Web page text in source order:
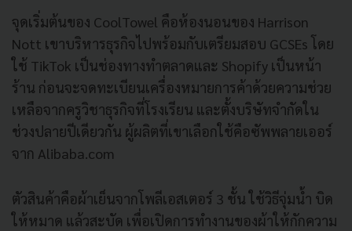
จุดเริ่มต้นของ CoolTowel คือห้องนอนของ Harrison
Nott เขาบริหารธุรกิจไปพร้อมกับเตรียมสอบ GCSEs โดย
ใช้ TikTok เป็นช่องทางทำตลาดและ Shopify เป็นหน้า
ร้าน ก่อนจะจดทะเบียนเครื่องหมายการค้าด้วยความช่วย
เหลือจากครูวิชาธุรกิจที่โรงเรียน และตั้งบริษัทจำกัดใน
ช่วงปลายปีเดียวกัน ผู้ผลิตที่เขาเลือกใช้คือซัพพลายเออร์
จาก Alibaba.com
ตัวสินค้าคือผ้าเย็นจากโพลีเอสเตอร์ 3 ชั้น ใช้วิธีจุ่มน้ำ บิด
ให้หมาด แล้วสะบัด เพื่อเปิดการทำงานของผ้าให้กักความ